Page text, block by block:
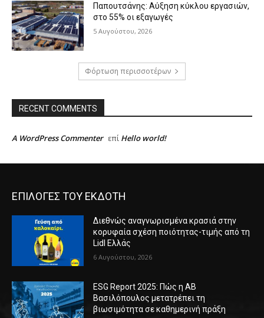
Παπουτσάνης: Αύξηση κύκλου εργασιών,
στο 55% οι εξαγωγές
5 Αυγούστου, 2026
Φόρτωση περισσοτέρων
RECENT COMMENTS
A WordPress Commenter επί Hello world!
ΕΠΙΛΟΓΕΣ ΤΟΥ ΕΚΔΟΤΗ
Διεθνώς αναγνωρισμένα κρασιά στην
κορυφαία σχέση ποιότητας-τιμής από τη
Lidl Ελλάς
6 Αυγούστου, 2026
ESG Report 2025: Πώς η ΑΒ
Βασιλόπουλος μετατρέπει τη
βιωσιμότητα σε καθημερινή πράξη